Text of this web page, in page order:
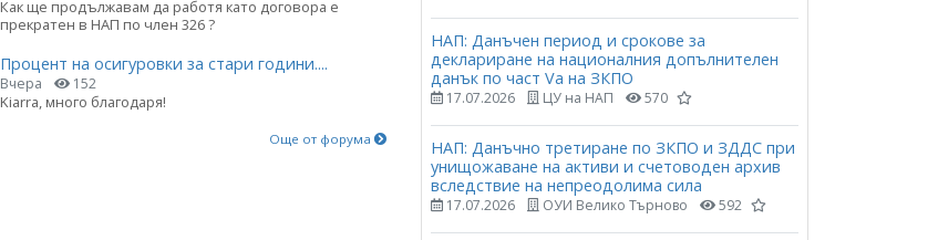
Как ще продължавам да работя като договора е
прекратен в НАП по член 326 ?
Процент на осигуровки за стари години....
Вчера 152
Kiarra, много благодаря!
Още от форума
НАП: Данъчен период и срокове за
деклариране на националния допълнителен
данък по част Vа на ЗКПО
17.07.2026 ЦУ на НАП 570
НАП: Данъчно третиране по ЗКПО и ЗДДС при
унищожаване на активи и счетоводен архив
вследствие на непреодолима сила
17.07.2026 ОУИ Велико Търново 592